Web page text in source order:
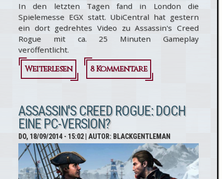
In den letzten Tagen fand in London die
Spielemesse EGX statt. UbiCentral hat gestern
ein dort gedrehtes Video zu Assassin's Creed
Rogue mit ca. 25 Minuten Gameplay
veröffentlicht.
Weiterlesen
über
Creed
Rogue:
Neues
Gameplay
-Video
8 Kommentare
ASSASSIN'S CREED ROGUE: DOCH
EINE PC-VERSION?
DO, 18/09/2014 - 15:02| AUTOR: BLACKGENTLEMAN